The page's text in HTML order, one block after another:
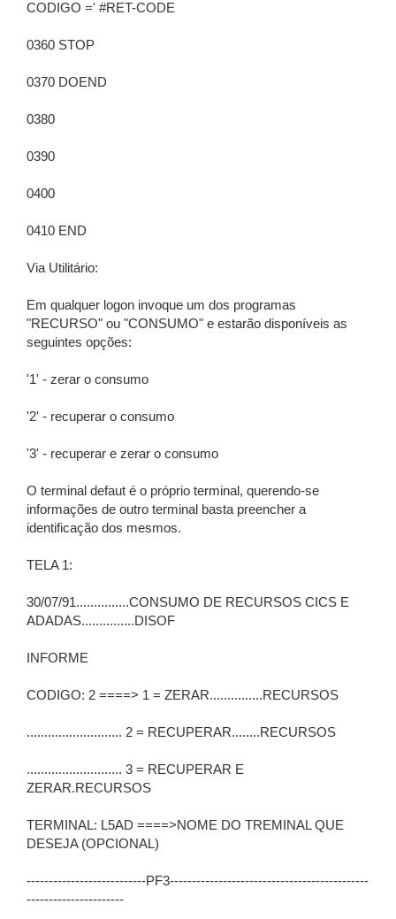
CODIGO =' #RET-CODE
0360 STOP
0370 DOEND
0380
0390
0400
0410 END
Via Utilitário:
Em qualquer logon invoque um dos programas
"RECURSO" ou "CONSUMO" e estarão disponíveis as
seguintes opções:
'1' - zerar o consumo
'2' - recuperar o consumo
'3' - recuperar e zerar o consumo
O terminal defaut é o próprio terminal, querendo-se
informações de outro terminal basta preencher a
identificação dos mesmos.
TELA 1:
30/07/91...............CONSUMO DE RECURSOS CICS E
ADADAS...............DISOF
INFORME
CODIGO: 2 ====> 1 = ZERAR...............RECURSOS
........................... 2 = RECUPERAR........RECURSOS
........................... 3 = RECUPERAR E
ZERAR.RECURSOS
TERMINAL: L5AD ====>NOME DO TREMINAL QUE
DESEJA (OPCIONAL)
---------------------------PF3---------------------------------------------
----------------------